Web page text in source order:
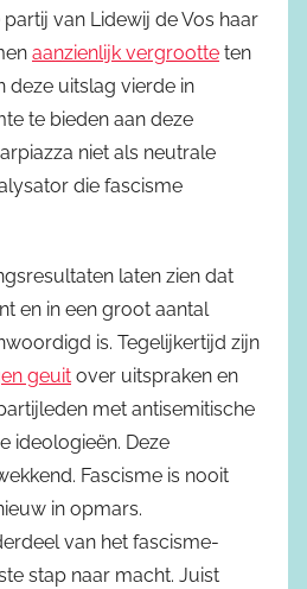
van Lidewij de Vos haar
aanzienlijk vergrootte ten
deze uitslag vierde in
te bieden aan deze
niet als neutrale
die fascisme
laten zien dat
en in een groot aantal
is. Tegelijkertijd zijn
geuit over uitspraken en
met antisemitische
ideologieën. Deze
Fascisme is nooit
in opmars.
van het fascisme-
stap naar macht. Juist